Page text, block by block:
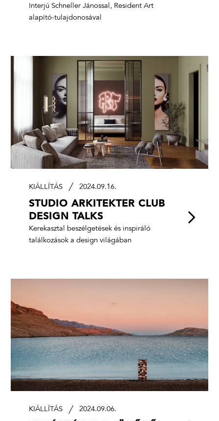
Interjú Schneller Jánossal, Resident Art
alapító-tulajdonosával
KIÁLLÍTÁS 2024.09.16.
STUDIO ARKITEKTER CLUB
DESIGN TALKS
Kerekasztal beszélgetések és inspiráló
találkozások a design világában
KIÁLLÍTÁS 2024.09.06.